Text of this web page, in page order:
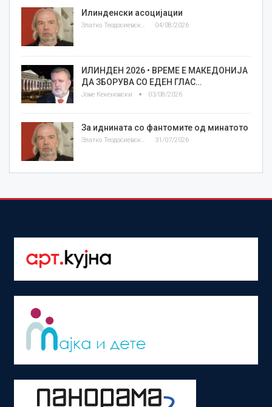
Илинденски асоцијации
Златко Теодосиевски 04/08/2026
ИЛИНДЕН 2026 • ВРЕМЕ Е МАКЕДОНИЈА
ДА ЗБОРУВА СО ЕДЕН ГЛАС…
Јове Кекеновски 03/08/2026
За иднината со фантомите од минатото
Златко Теодосиевски 31/07/2026